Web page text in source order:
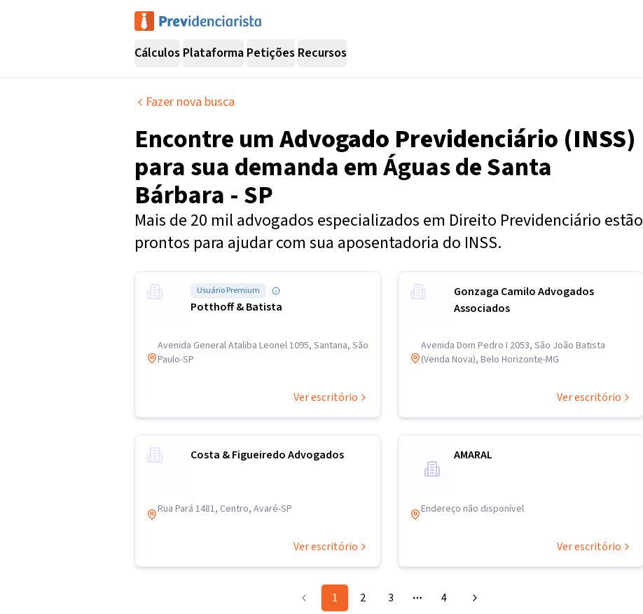
Cálculos Plataforma Petições Recursos
Fazer nova busca
Encontre umAdvogado Previdenciário (INSS)
para sua demanda emÁguas de Santa
Bárbara - SP
Mais de 20 mil advogados especializados em Direito Previdenciário estão
prontos para ajudar com sua aposentadoria do INSS.
Usuário Premium
Potthoff & Batista
Avenida General Ataliba Leonel 1095, Santana, São
Paulo-SP
Ver escritório
Gonzaga Camilo Advogados
Associados
Avenida Dom Pedro I 2053, São João Batista
(Venda Nova), Belo Horizonte-MG
Ver escritório
Costa & Figueiredo Advogados
Rua Pará 1481, Centro, Avaré-SP
Ver escritório
AMARAL
Endereço não disponível
Ver escritório
1 2 3 More pages
4